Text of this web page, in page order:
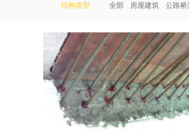
结构类型 全部 房屋建筑 公路桥